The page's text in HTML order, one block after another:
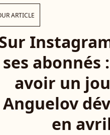
ARTICLE
ses abonnés
avoir un
Anguelov
en